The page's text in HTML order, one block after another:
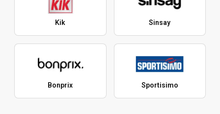
Kik Sinsay
Bonprix Sportisimo